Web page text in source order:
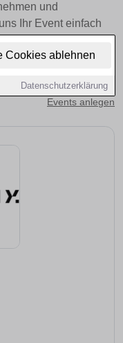
Cookies ablehnen
Datenschutzerklärung
und
Ihr Event einfach
Events anlegen